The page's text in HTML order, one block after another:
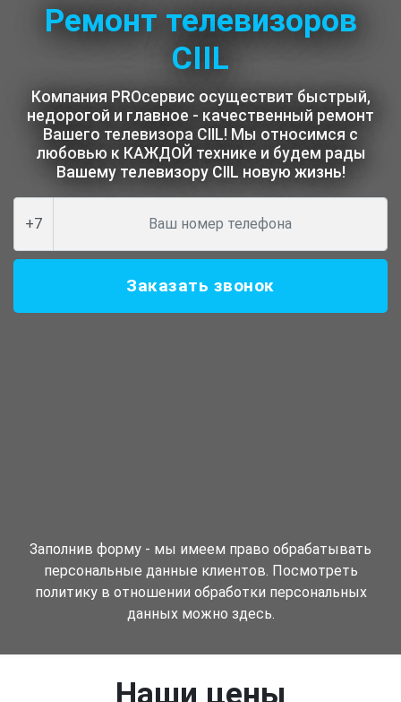
Ремонт телевизоров
CIIL
Компания PROсервис осуществит быстрый,
недорогой и главное - качественный ремонт
Вашего телевизора CIIL! Мы относимся с
любовью к КАЖДОЙ технике и будем рады
Вашему телевизору CIIL новую жизнь!
+7
Заказать звонок
Заполнив форму - мы имеем право обрабатывать
персональные данные клиентов. Посмотреть
политику в отношении обработки персональных
данных можно здесь.
Наши цены